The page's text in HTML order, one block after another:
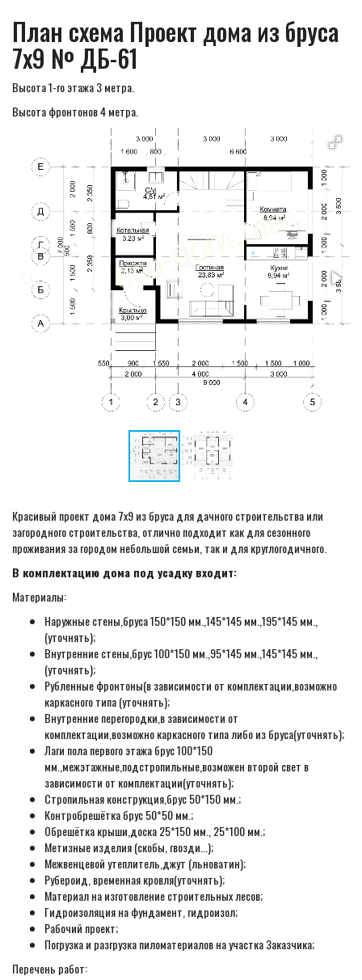
План схема Проект дома из бруса
7х9 № ДБ-61
Высота 1-го этажа 3 метра.
Высота фронтонов 4 метра.
Красивый проект дома 7х9 из бруса для дачного строительства или
загородного строительства, отлично подходит как для сезонного
проживания за городом небольшой семьи, так и для круглогодичного.
В комплектацию дома под усадку входит:
Материалы:
Наружные стены,бруса 150*150 мм.,145*145 мм.,195*145 мм.,
(уточнять);
Внутренние стены,брус 100*150 мм.,95*145 мм.,145*145 мм.,
(уточнять);
Рубленные фронтоны(в зависимости от комплектации,возможно
каркасного типа (уточнять);
Внутренние перегородки,в зависимости от
комплектации,возможно каркасного типа либо из бруса(уточнять);
Лаги пола первого этажа брус 100*150
мм.,межэтажные,подстропильные,возможен второй свет в
зависимости от комплектации(уточнять);
Стропильная конструкция,брус 50*150 мм.;
Контробрешётка брус 50*50 мм.;
Обрешётка крыши,доска 25*150 мм., 25*100 мм.;
Метизные изделия (скобы, гвозди...);
Межвенцевой утеплитель,джут (льноватин);
Рубероид, временная кровля(уточнять);
Материал на изготовление строительных лесов;
Гидроизоляция на фундамент, гидроизол;
Рабочий проект;
Погрузка и разгрузка пиломатериалов на участка Заказчика;
Перечень работ: